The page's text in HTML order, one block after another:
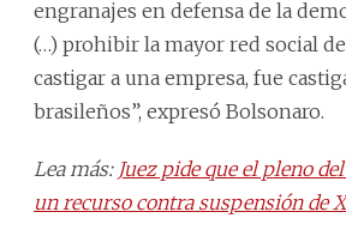
engranajes en defensa de la
(…) prohibir la mayor red social
castigar a una empresa, fue
brasileños”, expresó Bolsonaro.
Lea más: Juez pide que el pleno
un recurso contra suspensión de